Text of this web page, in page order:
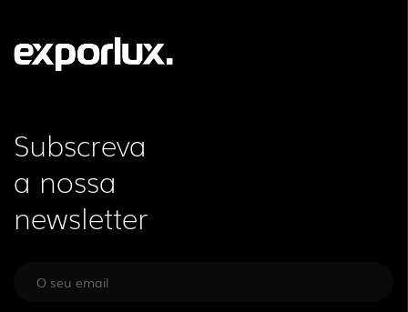
Subscreva
a nossa
newsletter